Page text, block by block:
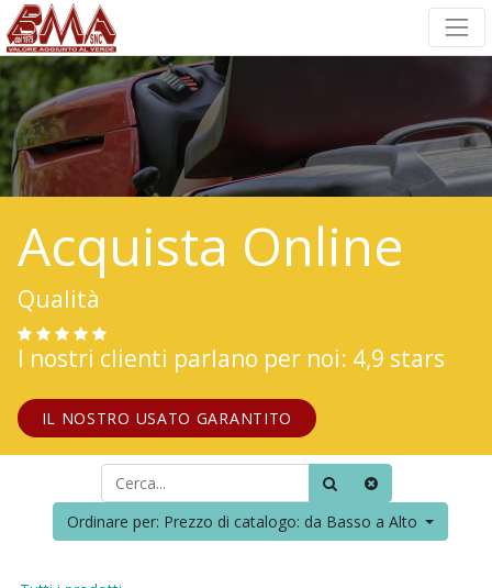
Acquista Online
Qualità
I nostri clienti parlano per noi: 4,9 stars
IL NOSTRO USATO GARANTITO
Ordinare per: Prezzo di catalogo: da Basso a Alto